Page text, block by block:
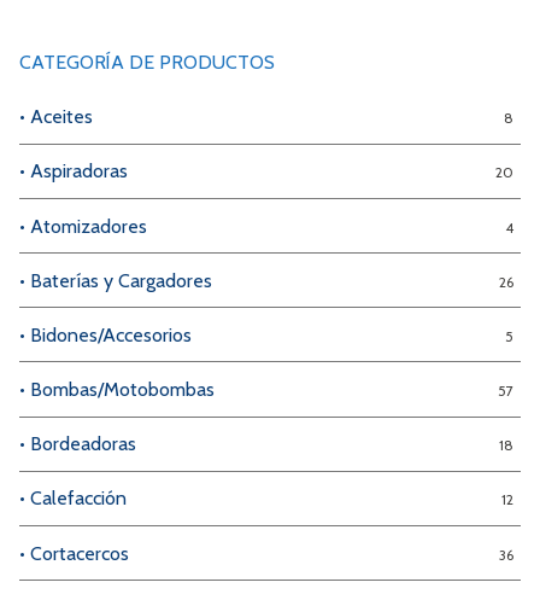
CATEGORÍA DE PRODUCTOS
• Aceites 8
• Aspiradoras 20
• Atomizadores 4
• Baterías y Cargadores 26
• Bidones/Accesorios 5
• Bombas/Motobombas 57
• Bordeadoras 18
• Calefacción 12
• Cortacercos 36